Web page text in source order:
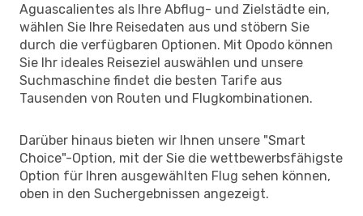
Aguascalientes als Ihre Abflug- und Zielstädte ein,
wählen Sie Ihre Reisedaten aus und stöbern Sie
durch die verfügbaren Optionen. Mit Opodo können
Sie Ihr ideales Reiseziel auswählen und unsere
Suchmaschine findet die besten Tarife aus
Tausenden von Routen und Flugkombinationen.
Darüber hinaus bieten wir Ihnen unsere "Smart
Choice"-Option, mit der Sie die wettbewerbsfähigste
Option für Ihren ausgewählten Flug sehen können,
oben in den Suchergebnissen angezeigt.